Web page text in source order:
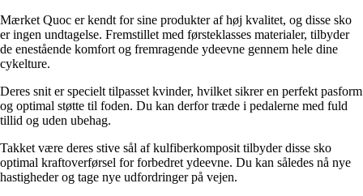
Mærket Quoc er kendt for sine produkter af høj kvalitet, og disse sko
er ingen undtagelse. Fremstillet med førsteklasses materialer, tilbyder
de enestående komfort og fremragende ydeevne gennem hele dine
cykelture.
Deres snit er specielt tilpasset kvinder, hvilket sikrer en perfekt pasform
og optimal støtte til foden. Du kan derfor træde i pedalerne med fuld
tillid og uden ubehag.
Takket være deres stive sål af kulfiberkomposit tilbyder disse sko
optimal kraftoverførsel for forbedret ydeevne. Du kan således nå nye
hastigheder og tage nye udfordringer på vejen.